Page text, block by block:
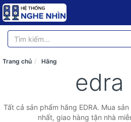
Trang chủ Hãng
edra
Tất cả sản phẩm hãng EDRA. Mua
nhất, giao hàng tận nhà